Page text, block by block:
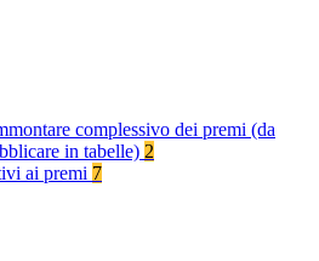
complessivo dei premi (da
in tabelle) 2
ai premi 7